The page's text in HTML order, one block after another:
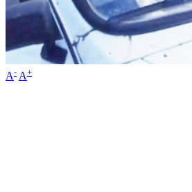
A- A+